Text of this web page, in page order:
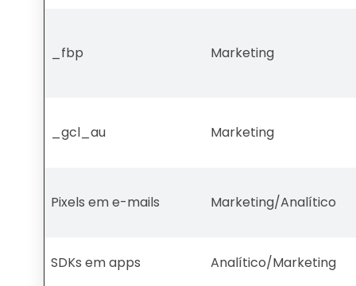
_fbp Marketing
_gcl_au Marketing
Pixels em e-mails Marketing/Analítico
SDKs em apps Analítico/Marketing